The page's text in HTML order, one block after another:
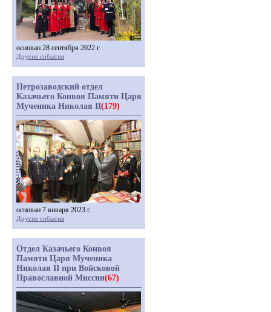
основан 28 сентября 2022 г.
Другие события
Петрозаводский отдел
Казачьего Конвоя Памяти Царя
Мученика Николая II(179)
основан 7 января 2023 г.
Другие события
Отдел Казачьего Конвоя
Памяти Царя Мученика
Николая II при Войсковой
Православной Миссии(67)